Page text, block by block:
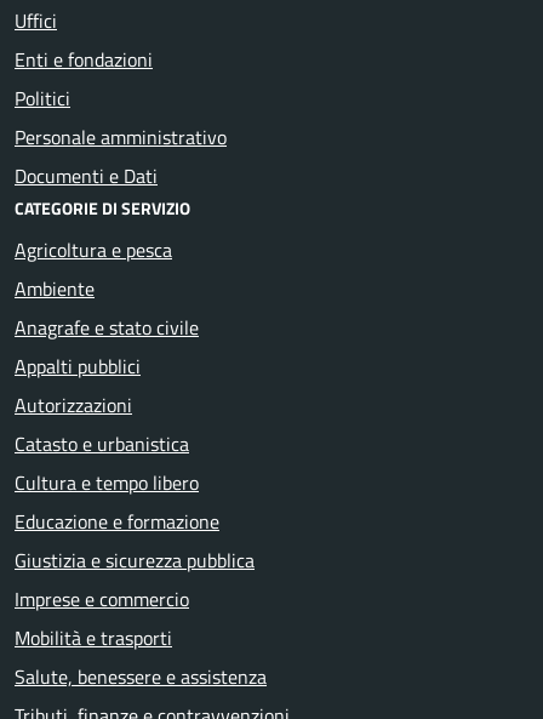
Uffici
Enti e fondazioni
Politici
Personale amministrativo
Documenti e Dati
CATEGORIE DI SERVIZIO
Agricoltura e pesca
Ambiente
Anagrafe e stato civile
Appalti pubblici
Autorizzazioni
Catasto e urbanistica
Cultura e tempo libero
Educazione e formazione
Giustizia e sicurezza pubblica
Imprese e commercio
Mobilità e trasporti
Salute, benessere e assistenza